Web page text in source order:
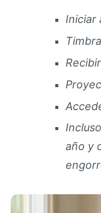
Iniciar
año y